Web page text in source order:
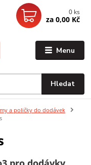
Menu
Hledat
0 ks
za 0,00 Kč
a poličky do dodávek